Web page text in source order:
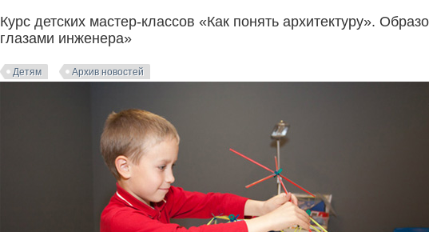
Курс детских мастер-классов «Как понять архитектуру».
глазами инженера»
Детям Архив новостей